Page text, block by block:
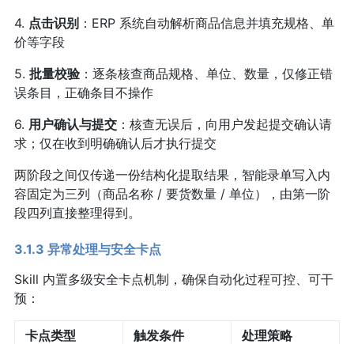
4. 点击识别：ERP 系统自动解析商品信息并填充规格、单
价等字段
5. 批量校验：逐条核查商品规格、单位、数量，仅修正错
误条目，正确条目不操作
6. 用户确认与提交：核查无误后，向用户发起提交确认请
求；仅在收到明确确认后才执行提交
两阶段之间仅传递一份结构化提取结果，智能录单写入内
容固定为三列（商品名称 / 要货数量 / 单位），由第一阶
段四列直接整理得到。
3.1.3 异常处理与安全卡点
Skill 内置多级安全卡点机制，确保自动化过程可控、可干
预：
卡点类型 触发条件 处理策略